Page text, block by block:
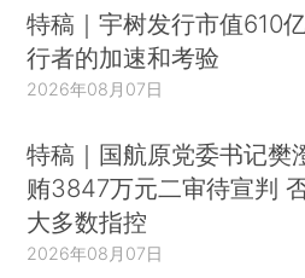
特稿｜宇树发行市值610
行者的加速和考验
2026年08月07日
特稿｜国航原党委书记樊
贿3847万元二审待宣判
大多数指控
2026年08月07日